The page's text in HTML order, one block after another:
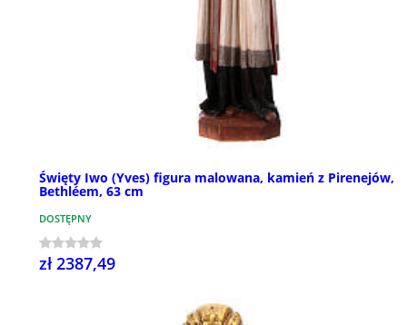
Święty Iwo (Yves) figura malowana, kamień z Pirenejów,
Bethléem, 63 cm
DOSTĘPNY
zł 2387,49